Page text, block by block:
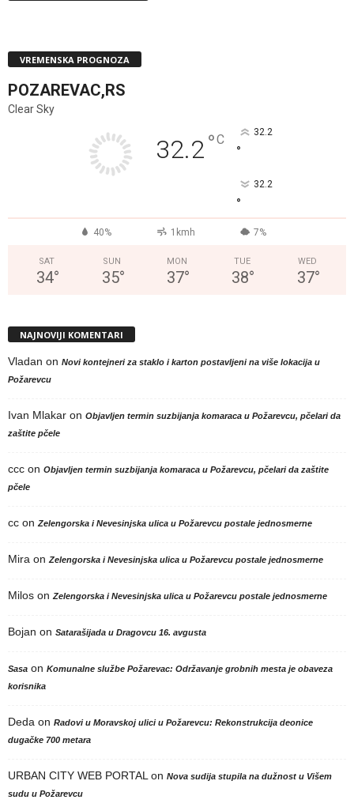
VREMENSKA PROGNOZA
POZAREVAC,RS
Clear Sky
32.2°C 32.2
°
32.2
°
40% 1kmh 7%
SAT
34°
SUN
35°
MON
37°
TUE
38°
WED
37°
NAJNOVIJI KOMENTARI
Vladan on Novi kontejneri za staklo i karton postavljeni na više lokacija u
Požarevcu
Ivan Mlakar on Objavljen termin suzbijanja komaraca u Požarevcu, pčelari da
zaštite pčele
ccc on Objavljen termin suzbijanja komaraca u Požarevcu, pčelari da zaštite
pčele
cc on Zelengorska i Nevesinjska ulica u Požarevcu postale jednosmerne
Mira on Zelengorska i Nevesinjska ulica u Požarevcu postale jednosmerne
Milos on Zelengorska i Nevesinjska ulica u Požarevcu postale jednosmerne
Bojan on Satarašijada u Dragovcu 16. avgusta
Sasa on Komunalne službe Požarevac: Održavanje grobnih mesta je obaveza
korisnika
Deda on Radovi u Moravskoj ulici u Požarevcu: Rekonstrukcija deonice
dugačke 700 metara
URBAN CITY WEB PORTAL on Nova sudija stupila na dužnost u Višem
sudu u Požarevcu